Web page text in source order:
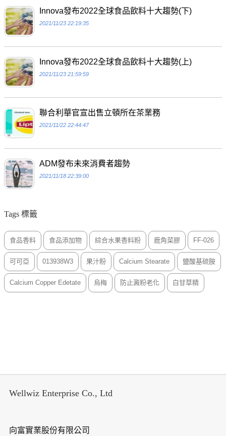
Innova發布2022全球食品飲料十大趨勢(下)
2021/11/23 22:19:35
Innova發布2022全球食品飲料十大趨勢(上)
2021/11/23 21:59:59
聯合利華官宣出售立頓所在茶業務
2021/11/22 22:44:47
ADM發布未來消費者趨勢
2021/11/18 22:39:00
Tags 標籤
食品香料 食品添加物 綜合水果香料粉 鹿角菜膠 FF-026
可可亞 013938W3 果汁粉 Calcium Stearate 鹽酸基硫胺
Calcium Copper Edetate 烏梅 防止澱粉老化 白甘草精
Wellwiz Enterprise Co., Ltd
向富實業股份有限公司